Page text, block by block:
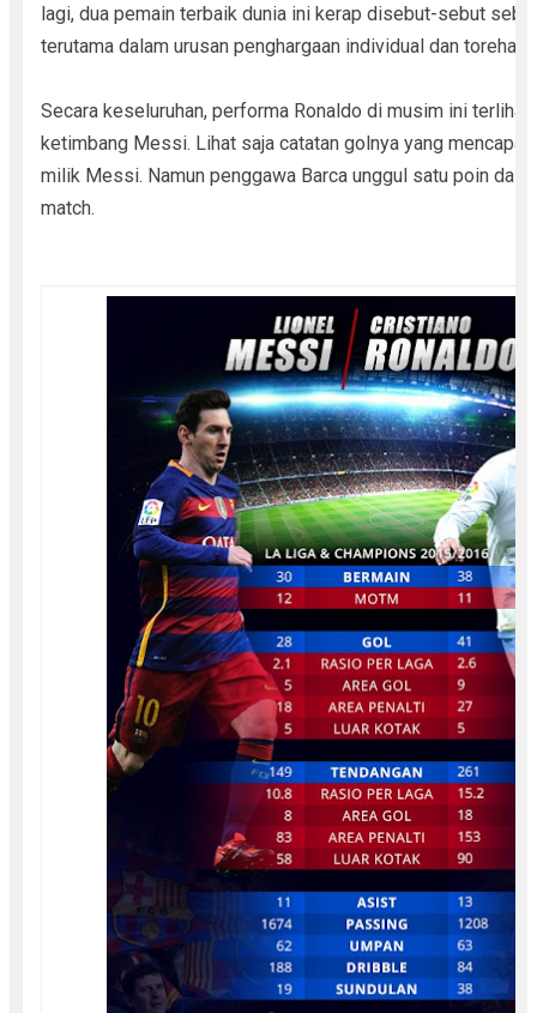
lagi, dua pemain terbaik dunia ini kerap disebut-sebut
terutama dalam urusan penghargaan individual dan torehan
Secara keseluruhan, performa Ronaldo di musim ini
ketimbang Messi. Lihat saja catatan golnya yang mencapai
milik Messi. Namun penggawa Barca unggul satu poin
match.